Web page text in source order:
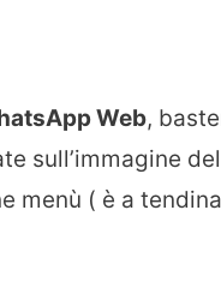
Web,
sull’immagine del
menù ( è a